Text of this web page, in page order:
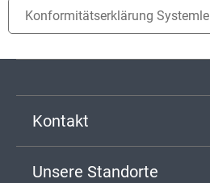
Konformitätserklärung
Kontakt
Unsere Standorte